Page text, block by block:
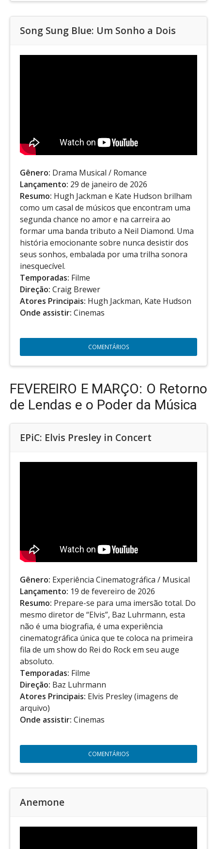
Song Sung Blue: Um Sonho a Dois
Gênero: Drama Musical / Romance
Lançamento: 29 de janeiro de 2026
Resumo: Hugh Jackman e Kate Hudson brilham
como um casal de músicos que encontram uma
segunda chance no amor e na carreira ao
formar uma banda tributo a Neil Diamond. Uma
história emocionante sobre nunca desistir dos
seus sonhos, embalada por uma trilha sonora
inesquecível.
Temporadas: Filme
Direção: Craig Brewer
Atores Principais: Hugh Jackman, Kate Hudson
Onde assistir: Cinemas
COMENTÁRIOS
FEVEREIRO E MARÇO: O Retorno
de Lendas e o Poder da Música
EPiC: Elvis Presley in Concert
Gênero: Experiência Cinematográfica / Musical
Lançamento: 19 de fevereiro de 2026
Resumo: Prepare-se para uma imersão total. Do
mesmo diretor de “Elvis”, Baz Luhrmann, esta
não é uma biografia, é uma experiência
cinematográfica única que te coloca na primeira
fila de um show do Rei do Rock em seu auge
absoluto.
Temporadas: Filme
Direção: Baz Luhrmann
Atores Principais: Elvis Presley (imagens de
arquivo)
Onde assistir: Cinemas
COMENTÁRIOS
Anemone